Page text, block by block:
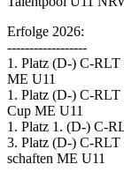
Erfolge 2026:
------------------
1. Platz (D-) C-RLT
ME U11
1. Platz (D-) C-RLT
Cup ME U11
1. Platz 1. (D-) C-
3. Platz (D-) C-RLT
schaften ME U11